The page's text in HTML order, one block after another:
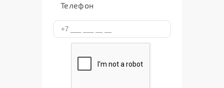
Телефон